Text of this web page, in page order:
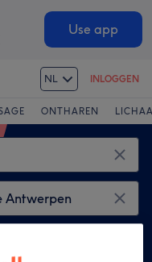
Use app
NL INLOGGEN
ONTHAREN